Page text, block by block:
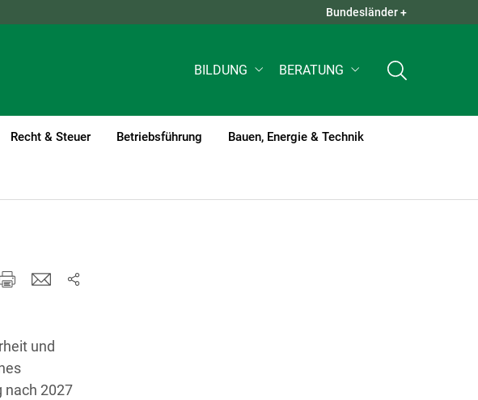
QUICK LINKS +
Bundesländer +
BILDUNG BERATUNG
Recht & Steuer Betriebsführung Bauen, Energie & Technik
und
nach 2027